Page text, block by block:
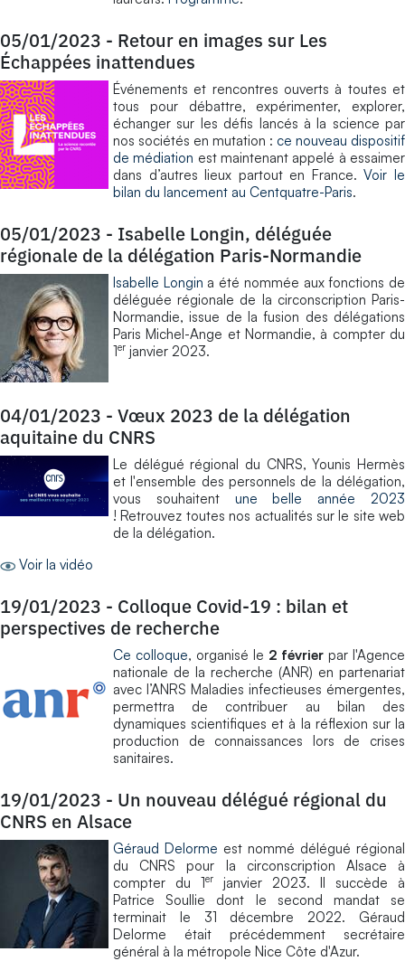
05/01/2023 - Retour en images sur Les
Échappées inattendues
Événements et rencontres ouverts à toutes et
tous pour débattre, expérimenter, explorer,
échanger sur les défis lancés à la science par
nos sociétés en mutation : ce nouveau dispositif
de médiation est maintenant appelé à essaimer
dans d’autres lieux partout en France.Voir le
bilan du lancement au Centquatre-Paris.
05/01/2023 - Isabelle Longin, déléguée
régionale de la délégation Paris-Normandie
Isabelle Longin a été nommée aux fonctions de
déléguée régionale de la circonscription Paris-
Normandie, issue de la fusion des délégations
Paris Michel-Ange et Normandie, à compter du
1er janvier 2023.
04/01/2023 - Vœux 2023 de la délégation
aquitaine du CNRS
Le délégué régional du CNRS, Younis Hermès
et l'ensemble des personnels de la délégation,
vous souhaitent une belle année 2023
! Retrouvez toutes nos actualités sur le site web
de la délégation.
Voir la vidéo
19/01/2023 - Colloque Covid-19 : bilan et
perspectives de recherche
Ce colloque, organisé le 2 février par l'Agence
nationale de la recherche (ANR) en partenariat
avec l’ANRS Maladies infectieuses émergentes,
permettra de contribuer au bilan des
dynamiques scientifiques et à la réflexion sur la
production de connaissances lors de crises
sanitaires.
19/01/2023 - Un nouveau délégué régional du
CNRS en Alsace
​Géraud Delorme est nommé délégué régional
du CNRS pour la circonscription Alsace à
compter du 1er
janvier 2023. Il succède à
Patrice Soullie dont le second mandat se
terminait le 31 décembre 2022. Géraud
Delorme était précédemment secrétaire
général à la métropole Nice Côte d'Azur.